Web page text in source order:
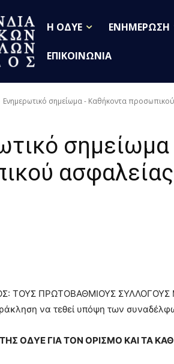
Η ΟΔΥΕ ΕΝΗΜΕΡΩΣΗ
ΕΠΙΚΟΙΝΩΝΙΑ
Ενημερωτικό σημείωμα - Καθήκοντα
ΤΟΥΣ ΠΡΩΤΟΒΑΘΜΙΟΥΣ
να τεθεί υπόψη των
ΟΔΥΕ ΓΙΑ ΤΟΝ ΟΡΙΣΜΟ ΚΑΙ ΤΑ